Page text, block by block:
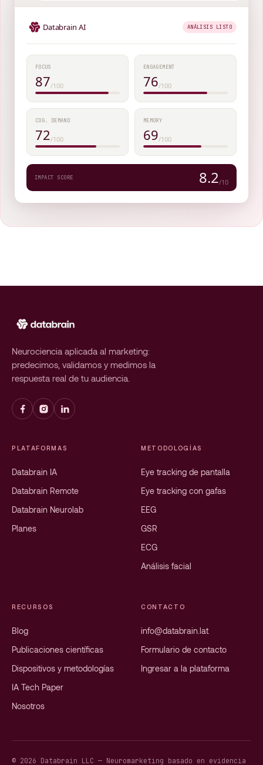
Databrain AI ANÁLISIS LISTO
FOCUS
87/100
ENGAGEMENT
76/100
COG. DEMAND
72/100
MEMORY
69/100
IMPACT SCORE 8.2/10
Neurociencia aplicada al marketing:
predecimos, validamos y medimos la
respuesta real de tu audiencia.
PLATAFORMAS
Databrain IA
Databrain Remote
Databrain Neurolab
Planes
METODOLOGÍAS
Eye tracking de pantalla
Eye tracking con gafas
EEG
GSR
ECG
Análisis facial
RECURSOS
Blog
Publicaciones científicas
Dispositivos y metodologías
IA Tech Paper
Nosotros
CONTACTO
info@databrain.lat
Formulario de contacto
Ingresar a la plataforma
© 2026 Databrain LLC — Neuromarketing basado en evidencia